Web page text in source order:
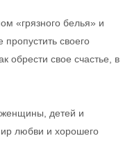
«грязного белья» и
своего
обрести свое счастье, в
женщины, детей и
любви и хорошего